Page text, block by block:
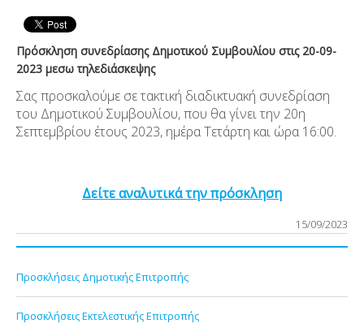
Πρόσκληση συνεδρίασης Δημοτικού Συμβουλίου στις 20-09-
2023 μεσω τηλεδιάσκεψης
Σας προσκαλούμε σε τακτική διαδικτυακή συνεδρίαση
του Δημοτικού Συμβουλίου, που θα γίνει την 20η
Σεπτεμβρίου έτους 2023, ημέρα Τετάρτη και ώρα 16:00.
Δείτε αναλυτικά την πρόσκληση
15/09/2023
Προσκλήσεις Δημοτικής Επιτροπής
Προσκλήσεις Εκτελεστικής Επιτροπής